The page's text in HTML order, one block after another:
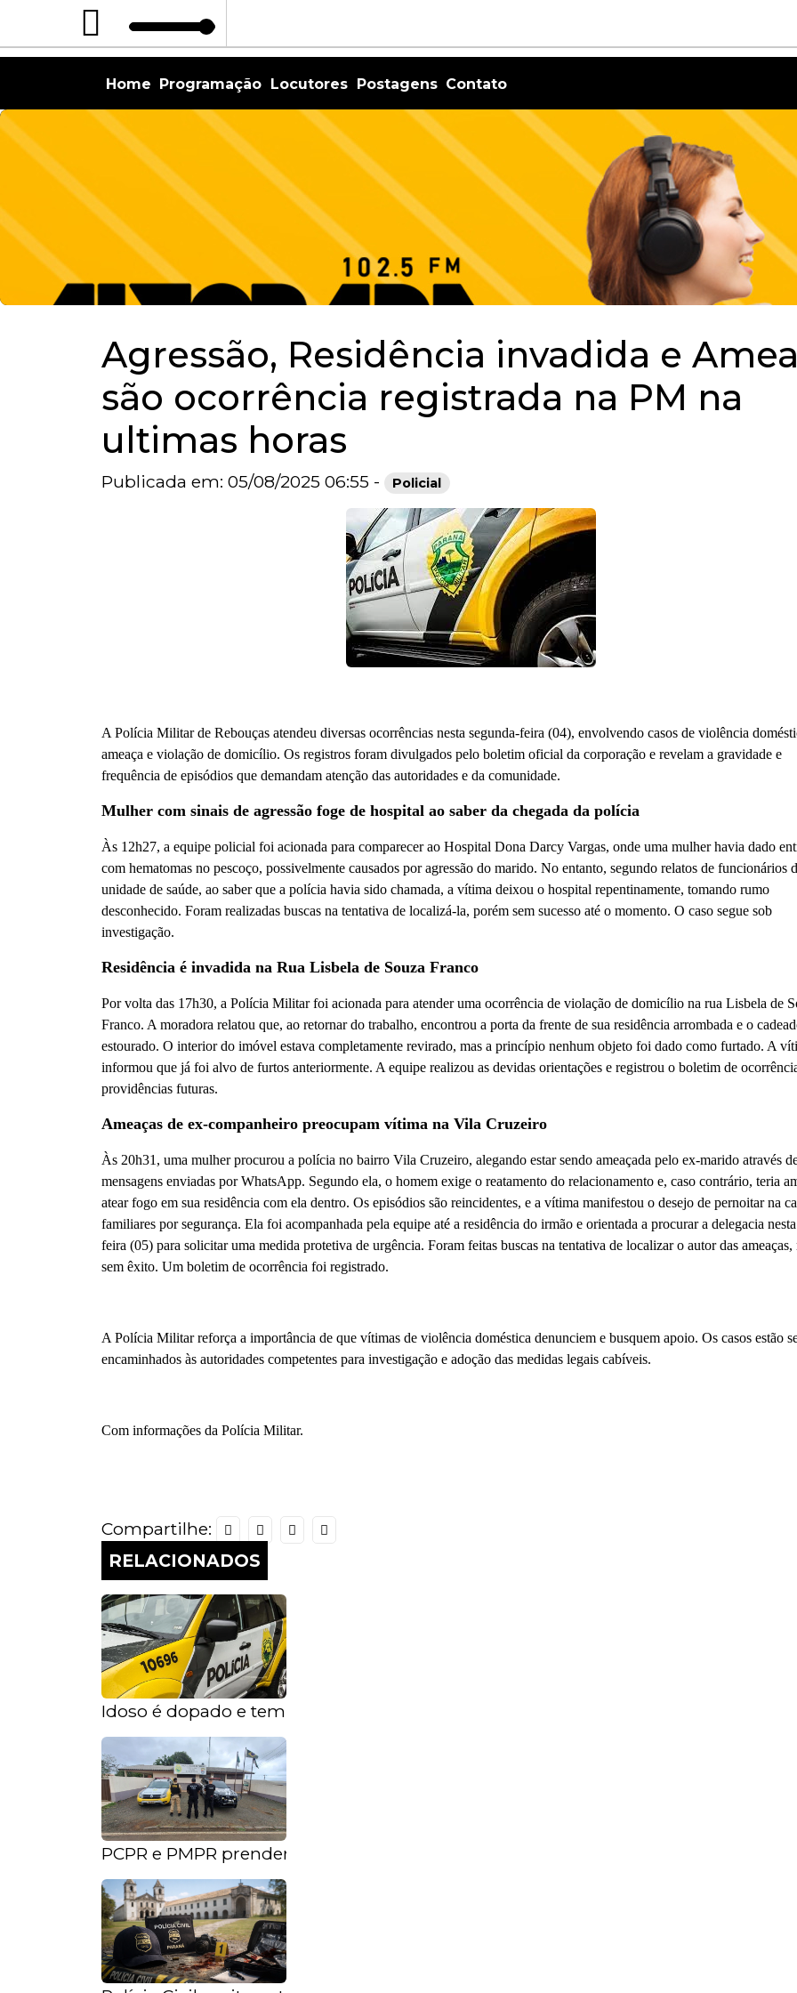
Home Programação Locutores Postagens Contato
Agressão, Residência invadida e
são ocorrência registrada na PM na
ultimas horas
Publicada em: 05/08/2025 06:55 - Policial
A Polícia Militar de Rebouças atendeu diversas ocorrências nesta segunda-feira (04), envolvendo casos de violência
ameaça e violação de domicílio. Os registros foram divulgados pelo boletim oficial da corporação e revelam a gravidade e
frequência de episódios que demandam atenção das autoridades e da comunidade.
Mulher com sinais de agressão foge de hospital ao saber da chegada da polícia
Às 12h27, a equipe policial foi acionada para comparecer ao Hospital Dona Darcy Vargas, onde uma mulher havia dado
com hematomas no pescoço, possivelmente causados por agressão do marido. No entanto, segundo relatos de funcionários
unidade de saúde, ao saber que a polícia havia sido chamada, a vítima deixou o hospital repentinamente, tomando rumo
desconhecido. Foram realizadas buscas na tentativa de localizá-la, porém sem sucesso até o momento. O caso segue sob
investigação.
Residência é invadida na Rua Lisbela de Souza Franco
Por volta das 17h30, a Polícia Militar foi acionada para atender uma ocorrência de violação de domicílio na rua Lisbela de
Franco. A moradora relatou que, ao retornar do trabalho, encontrou a porta da frente de sua residência arrombada e o
estourado. O interior do imóvel estava completamente revirado, mas a princípio nenhum objeto foi dado como furtado. A
informou que já foi alvo de furtos anteriormente. A equipe realizou as devidas orientações e registrou o boletim de
providências futuras.
Ameaças de ex-companheiro preocupam vítima na Vila Cruzeiro
Às 20h31, uma mulher procurou a polícia no bairro Vila Cruzeiro, alegando estar sendo ameaçada pelo ex-marido através
mensagens enviadas por WhatsApp. Segundo ela, o homem exige o reatamento do relacionamento e, caso contrário, teria
atear fogo em sua residência com ela dentro. Os episódios são reincidentes, e a vítima manifestou o desejo de pernoitar na
familiares por segurança. Ela foi acompanhada pela equipe até a residência do irmão e orientada a procurar a delegacia
feira (05) para solicitar uma medida protetiva de urgência. Foram feitas buscas na tentativa de localizar o autor das ameaças,
sem êxito. Um boletim de ocorrência foi registrado.
A Polícia Militar reforça a importância de que vítimas de violência doméstica denunciem e busquem apoio. Os casos estão
encaminhados às autoridades competentes para investigação e adoção das medidas legais cabíveis.
Com informações da Polícia Militar.
Compartilhe:
RELACIONADOS
Idoso é dopado e tem dinheiro furtado por duas mulheres em Irati
PCPR e PMPR prendem investigado por estupro de vulnerável e ameaça em